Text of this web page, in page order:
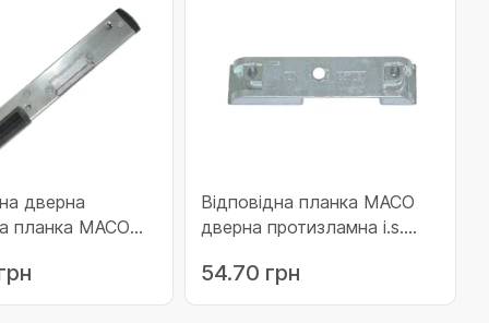
дверна
планка MACO
Відповідна планка MACO
дверна протизламна i.s.
фальцлюфтом 13 системи
дверна ліва (для вікон
54.70 грн